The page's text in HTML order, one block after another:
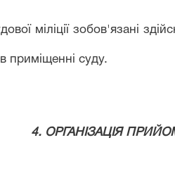
міліції зобов'язані
приміщенні суду.
4. ОРГАНІЗАЦІЯ